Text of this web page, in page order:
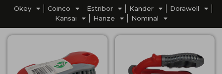
Okey Coinco Estribor Kander
Dorawell
Kansai
Hanze Nominal